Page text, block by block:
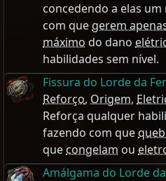
concedendo a elas
com que gerem
máximo do dano
habilidades sem nível.
Fissura do Lorde da
Reforço, Origem,
Reforça qualquer
fazendo com que
quecongelam ou
Amálgama do Lorde